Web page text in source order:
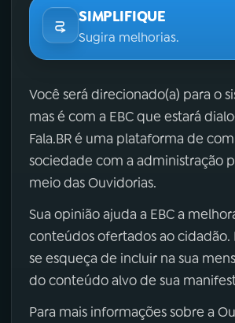
SIMPLIFIQUE
Sugira melhorias.
Você será direcionado(a) para o
mas é com a EBC que estará
Fala.BR é uma plataforma de
sociedade com a administração
meio das Ouvidorias.
Sua opinião ajuda a EBC a
conteúdos ofertados ao cidadão.
se esqueça de incluir na sua
do conteúdo alvo de sua
Para mais informações sobre a